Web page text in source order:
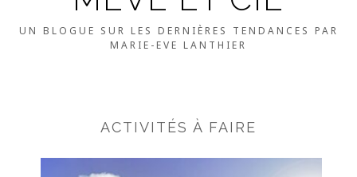
UN BLOGUE SUR LES DERNIÈRES TENDANCES PAR
MARIE-EVE LANTHIER
ACTIVITÉS À FAIRE